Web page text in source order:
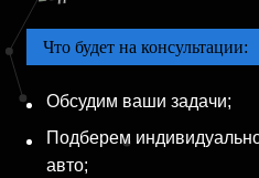
Что будет на консультации:
Обсудим ваши задачи;
Подберем
авто;